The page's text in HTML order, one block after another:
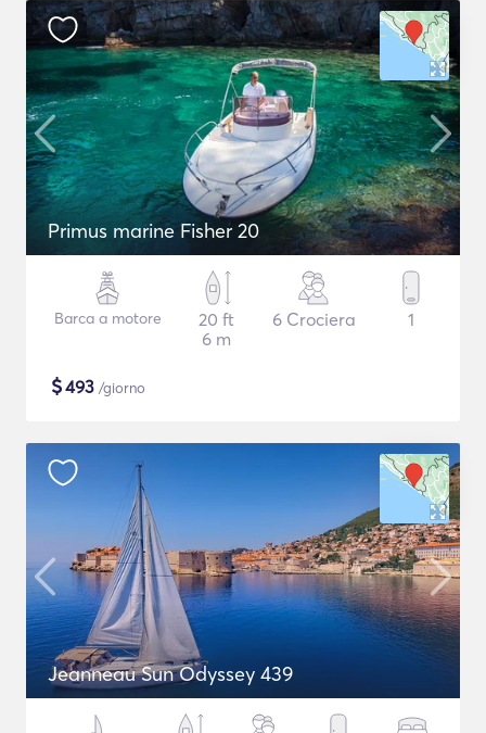
Primus marine Fisher 20
Barca a motore
20 ft
6 m
6 Crociera 1
$493 /giorno
Jeanneau Sun Odyssey 439